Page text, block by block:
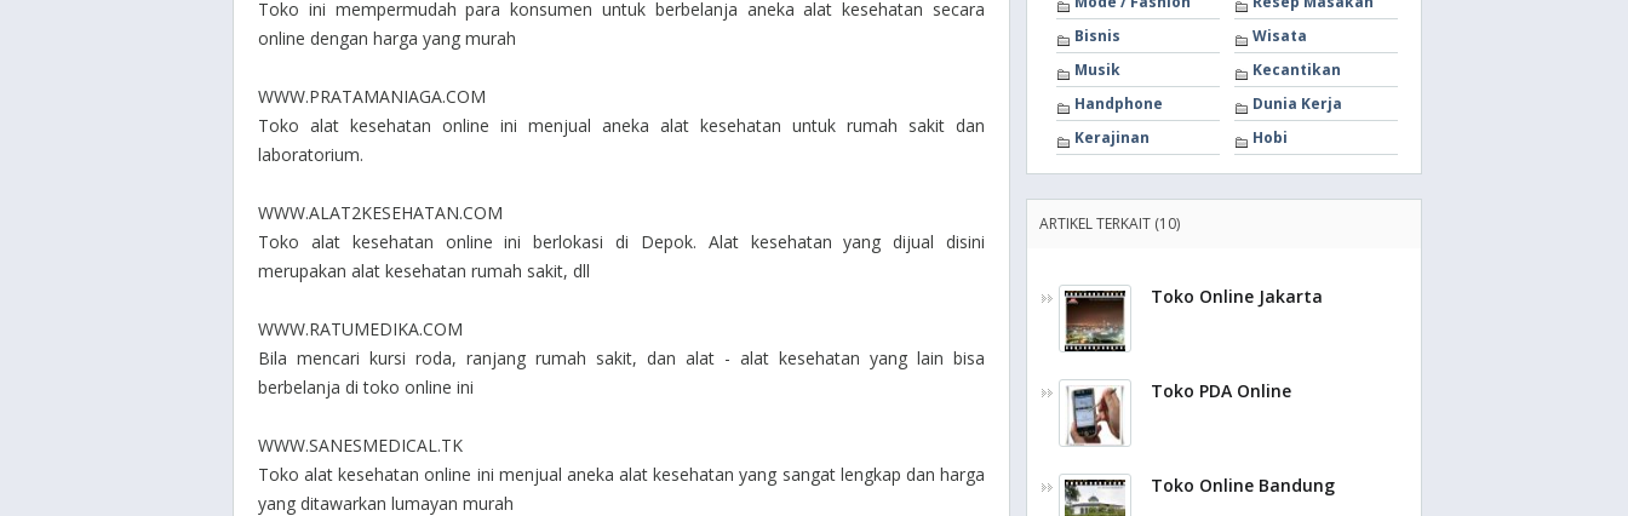
Toko ini mempermudah para konsumen untuk berbelanja aneka alat kesehatan secara
online dengan harga yang murah
WWW.PRATAMANIAGA.COM
Toko alat kesehatan online ini menjual aneka alat kesehatan untuk rumah sakit dan
laboratorium.
WWW.ALAT2KESEHATAN.COM
Toko alat kesehatan online ini berlokasi di Depok. Alat kesehatan yang dijual disini
merupakan alat kesehatan rumah sakit, dll
WWW.RATUMEDIKA.COM
Bila mencari kursi roda, ranjang rumah sakit, dan alat - alat kesehatan yang lain bisa
berbelanja di toko online ini
WWW.SANESMEDICAL.TK
Toko alat kesehatan online ini menjual aneka alat kesehatan yang sangat lengkap dan harga
yang ditawarkan lumayan murah
Bisnis
Wisata
Musik
Kecantikan
Handphone
Dunia Kerja
Kerajinan
Hobi
ARTIKEL TERKAIT (10)
Toko Online Jakarta
Toko PDA Online
Toko Online Bandung